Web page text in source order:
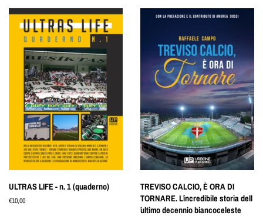
ULTRAS LIFE - n. 1 (quaderno)
Prezzo
€10,00
TREVISO CALCIO, È ORA DI
TORNARE. L´incredibile storia dell
´ultimo decennio biancoceleste